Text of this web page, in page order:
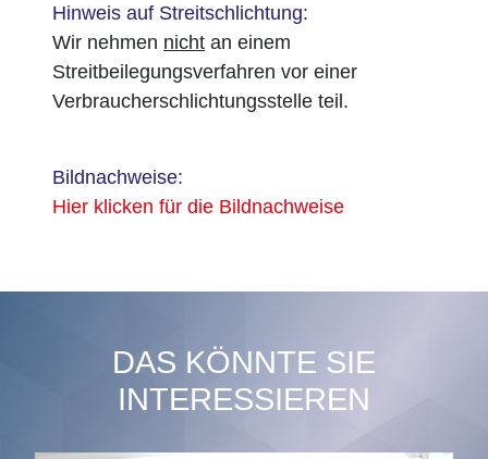
Hinweis auf Streitschlichtung:
Wir nehmen nicht an einem
Streitbeilegungsverfahren vor einer
Verbraucherschlichtungsstelle teil.
Bildnachweise:
Hier klicken für die Bildnachweise
DAS KÖNNTE SIE
INTERESSIEREN